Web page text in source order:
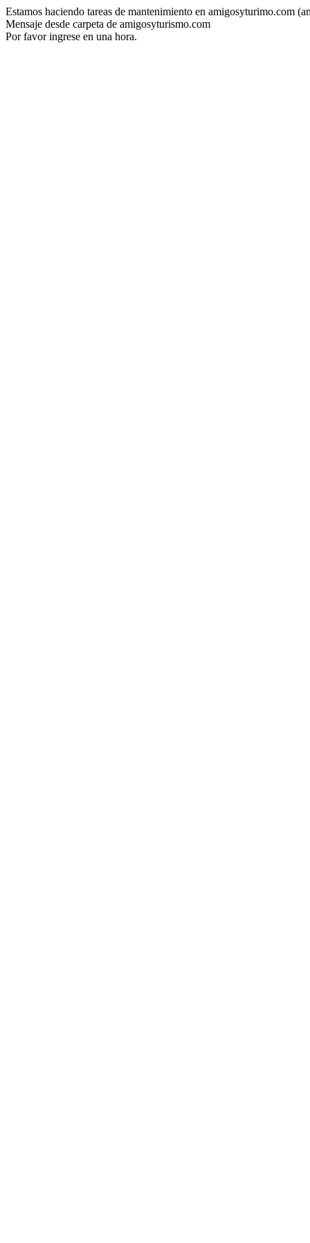
Estamos haciendo tareas de mantenimiento en amigosyturimo.com
Mensaje desde carpeta de amigosyturismo.com
Por favor ingrese en una hora.